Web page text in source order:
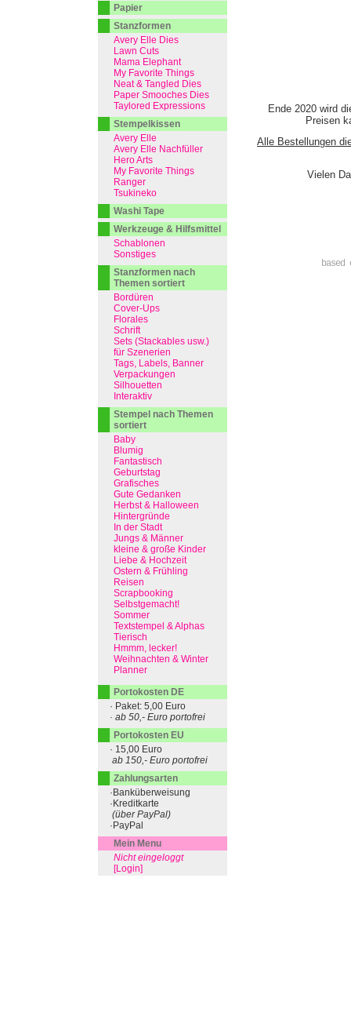
Ende 2020 wird
Preisen
Alle Bestellungen
Vielen
Papier
Stanzformen
Avery Elle Dies
Lawn Cuts
Mama Elephant
My Favorite Things
Neat & Tangled Dies
Paper Smooches Dies
Taylored Expressions
Stempelkissen
Avery Elle
Avery Elle Nachfüller
Hero Arts
My Favorite Things
Ranger
Tsukineko
Washi Tape
Werkzeuge & Hilfsmittel
Schablonen
Sonstiges
Stanzformen nach
Themen sortiert
Bordüren
Cover-Ups
Florales
Schrift
Sets (Stackables usw.)
für Szenerien
Tags, Labels, Banner
Verpackungen
Silhouetten
Interaktiv
Stempel nach Themen
sortiert
Baby
Blumig
Fantastisch
Geburtstag
Grafisches
Gute Gedanken
Herbst & Halloween
Hintergründe
In der Stadt
Jungs & Männer
kleine & große Kinder
Liebe & Hochzeit
Ostern & Frühling
Reisen
Scrapbooking
Selbstgemacht!
Sommer
Textstempel & Alphas
Tierisch
Hmmm, lecker!
Weihnachten & Winter
Planner
Portokosten DE
· Paket: 5,00 Euro
· ab 50,- Euro portofrei
Portokosten EU
· 15,00 Euro
ab 150,- Euro portofrei
Zahlungsarten
·Banküberweisung
·Kreditkarte
(über PayPal)
·PayPal
Mein Menu
Nicht eingeloggt
[Login]